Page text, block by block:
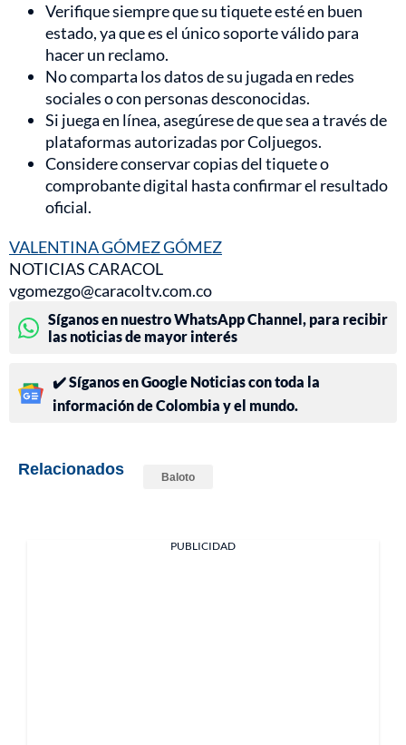
Verifique siempre que su tiquete esté en buen
estado, ya que es el único soporte válido para
hacer un reclamo.
No comparta los datos de su jugada en redes
sociales o con personas desconocidas.
Si juega en línea, asegúrese de que sea a través de
plataformas autorizadas por Coljuegos.
Considere conservar copias del tiquete o
comprobante digital hasta confirmar el resultado
oficial.
VALENTINA GÓMEZ GÓMEZ
NOTICIAS CARACOL
vgomezgo@caracoltv.com.co
Síganos en nuestro WhatsApp Channel, para recibir
las noticias de mayor interés
✔️ Síganos en Google Noticias con toda la
información de Colombia y el mundo.
Relacionados Baloto
PUBLICIDAD